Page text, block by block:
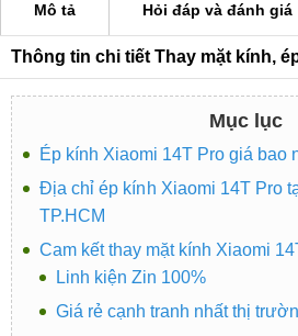
Mô tả Hỏi đáp và đánh giá
Thông tin chi tiết Thay mặt kính,
Mục lục
Ép kính Xiaomi 14T Pro giá bao
Địa chỉ ép kính Xiaomi 14T Pro
TP.HCM
Cam kết thay mặt kính Xiaomi
Linh kiện Zin 100%
Giá rẻ cạnh tranh nhất thị